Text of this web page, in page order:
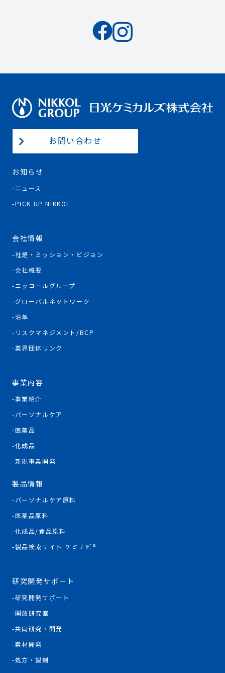
お問い合わせ
お知らせ
ニュース
PICK UP NIKKOL
会社情報
社是・ミッション・ビジョン
会社概要
ニッコールグループ
グローバルネットワーク
沿革
リスクマネジメント/BCP
業界団体リンク
事業内容
事業紹介
パーソナルケア
医薬品
化成品
新規事業開発
製品情報
パーソナルケア原料
医薬品原料
化成品/食品原料
製品検索サイト ケミナビ®
研究開発サポート
研究開発サポート
開放研究室
共同研究・開発
素材開発
処方・製剤